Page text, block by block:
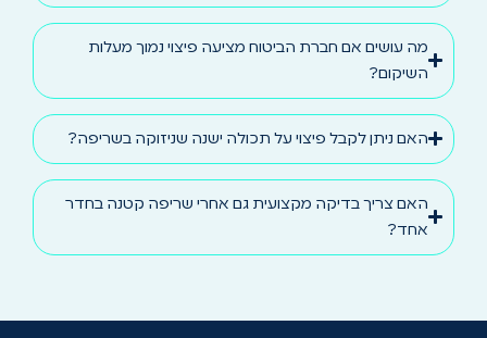
מה עושים אם חברת הביטוח מציעה פיצוי נמוך מעלות
השיקום?
האם ניתן לקבל פיצוי על תכולה ישנה שניזוקה בשריפה?
האם צריך בדיקה מקצועית גם אחרי שריפה קטנה בחדר
אחד?